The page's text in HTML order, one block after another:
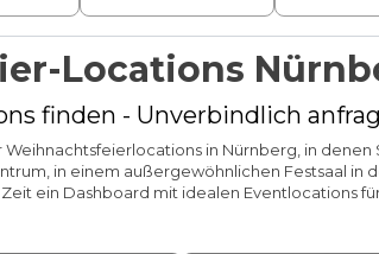
Locations
finden - Unverbindlich
in Nürnberg, in
in einem außergewöhnlichen Festsaal
ein Dashboard mit idealen Eventlocations